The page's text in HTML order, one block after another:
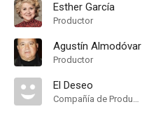
Esther García
Productor
Agustín Almodóvar
Productor
El Deseo
Compañía de Produccion